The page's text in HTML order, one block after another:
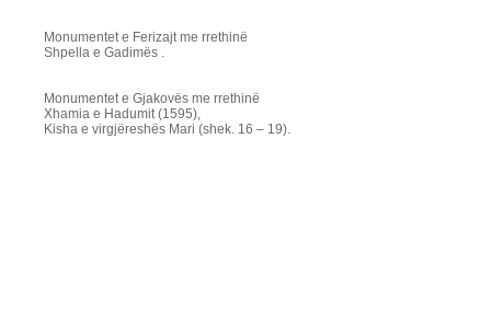
Monumentet e Ferizajt me rrethinë
Shpella e Gadimës .
Monumentet e Gjakovës me rrethinë
Xhamia e Hadumit (1595),
Kisha e virgjëreshës Mari (shek. 16 – 19).